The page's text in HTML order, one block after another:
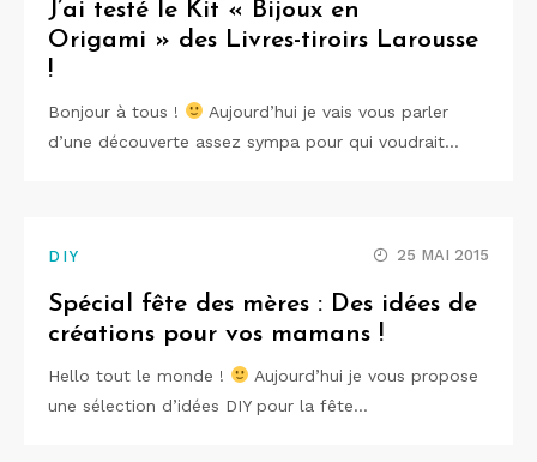
J’ai testé le Kit « Bijoux en
Origami » des Livres-tiroirs Larousse
!
Bonjour à tous !
Aujourd’hui je vais vous parler
d’une découverte assez sympa pour qui voudrait…
DIY 25 MAI 2015
Spécial fête des mères : Des idées de
créations pour vos mamans !
Hello tout le monde !
Aujourd’hui je vous propose
une sélection d’idées DIY pour la fête…